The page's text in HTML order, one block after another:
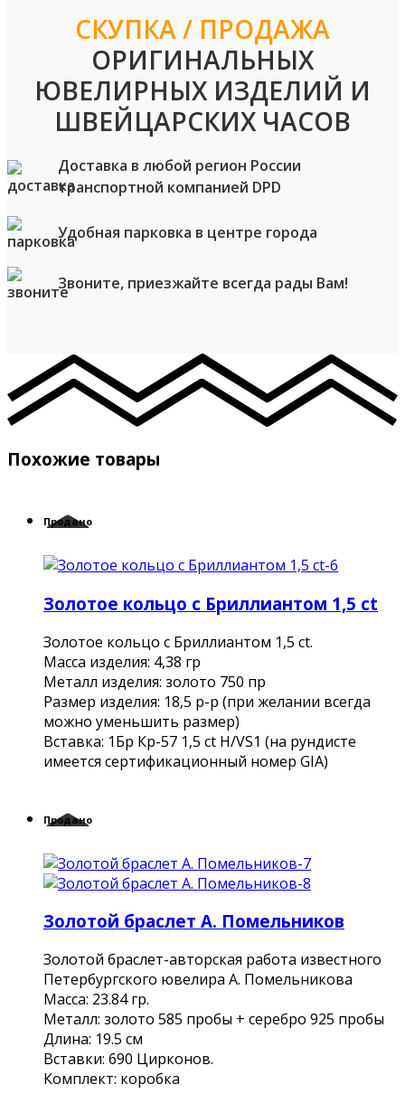
СКУПКА / ПРОДАЖА
ОРИГИНАЛЬНЫХ
ЮВЕЛИРНЫХ ИЗДЕЛИЙ И
ШВЕЙЦАРСКИХ ЧАСОВ
Доставка в любой регион России
транспортной компанией DPD
Удобная парковка в центре города
Звоните, приезжайте всегда рады Вам!
Похожие товары
Продано
Золотое кольцо c Бриллиантом 1,5 ct
Золотое кольцо c Бриллиантом 1,5 ct.
Масса изделия: 4,38 гр
Металл изделия: золото 750 пр
Размер изделия: 18,5 р-р (при желании всегда
можно уменьшить размер)
Вставка: 1Бр Кр-57 1,5 ct H/VS1 (на рундисте
имеется сертификационный номер GIA)
Продано
Золотой браслет А. Помельников
Золотой браслет-авторская работа известного
Петербургского ювелира А. Помельникова
Масса: 23.84 гр.
Металл: золото 585 пробы + серебро 925 пробы
Длина: 19.5 см
Вставки: 690 Цирконов.
Комплект: коробка